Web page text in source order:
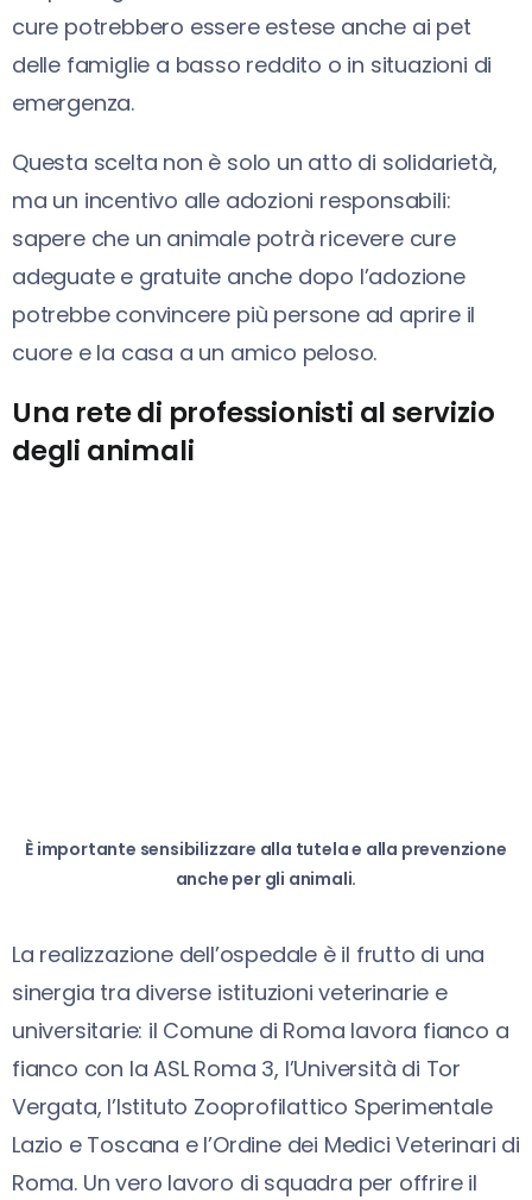
cure potrebbero essere estese anche ai pet
delle famiglie a basso reddito o in situazioni di
emergenza.
Questa scelta non è solo un atto di solidarietà,
ma un incentivo alle adozioni responsabili:
sapere che un animale potrà ricevere cure
adeguate e gratuite anche dopo l’adozione
potrebbe convincere più persone ad aprire il
cuore e la casa a un amico peloso.
Una rete di professionisti al servizio
degli animali
È importante sensibilizzare alla tutela e alla prevenzione
anche per gli animali.
La realizzazione dell’ospedale è il frutto di una
sinergia tra diverse istituzioni veterinarie e
universitarie: il Comune di Roma lavora fianco a
fianco con la ASL Roma 3, l’Università di Tor
Vergata, l’Istituto Zooprofilattico Sperimentale
Lazio e Toscana e l’Ordine dei Medici Veterinari di
Roma. Un vero lavoro di squadra per offrire il